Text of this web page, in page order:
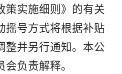
策实施细则》的有关
摇号方式将根据补贴
整并另行通知。本公
负责解释。